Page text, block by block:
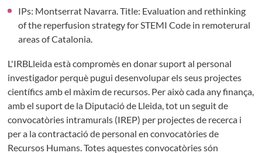
IPs: Montserrat Navarra. Title: Evaluation and rethinking
of the reperfusion strategy for STEMI Code in remoterural
areas of Catalonia.
L'IRBLleida està compromès en donar suport al personal
investigador perquè pugui desenvolupar els seus projectes
científics amb el màxim de recursos. Per això cada any finança,
amb el suport de la Diputació de Lleida, tot un seguit de
convocatòries intramurals (IREP) per projectes de recerca i
per a la contractació de personal en convocatòries de
Recursos Humans. Totes aquestes convocatòries són